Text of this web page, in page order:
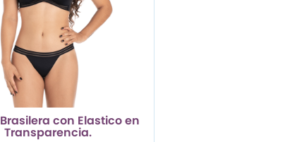
con Elastico en
Transparencia.